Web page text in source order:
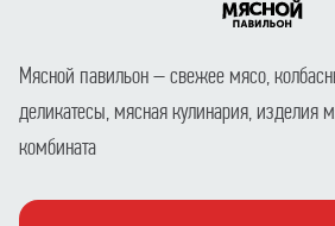
Мясной павильон – свежее мясо,
деликатесы, мясная кулинария, изделия
комбината